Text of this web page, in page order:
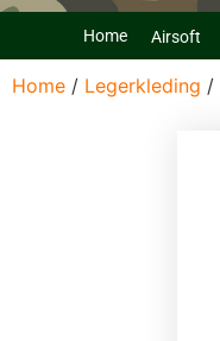
Home Airsoft
Home / Legerkleding /